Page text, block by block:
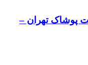
پوشاک تهران –